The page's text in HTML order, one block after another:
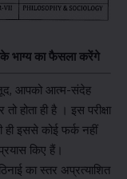
भाग्य का फैसला करेंगे
आपको आत्म-संदेह
होता ही है । इस परीक्षा
इससे कोई फर्क नहीं
किए हैं।
का स्तर अप्रत्याशित